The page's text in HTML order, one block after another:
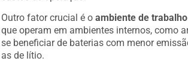
Outro fator crucial é oambiente de trabalho
que operam em ambientes internos, como
se beneficiar de baterias com menor
as de lítio.